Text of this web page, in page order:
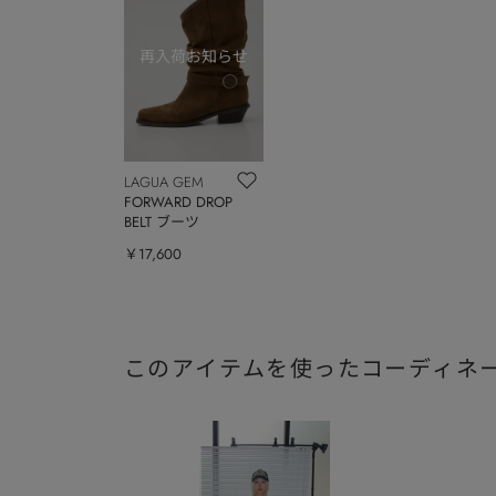
LAGUA GEM
FORWARD DROP
BELT ブーツ
￥17,600
このアイテムを使ったコーディネ